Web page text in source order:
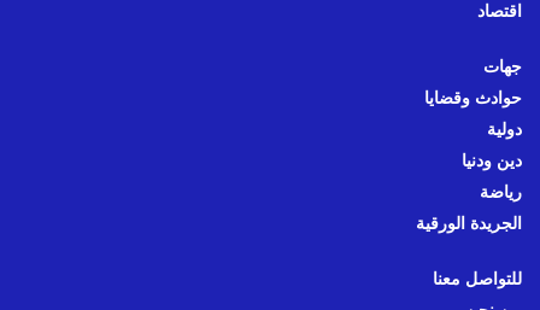
اقتصاد
جهات
حوادث وقضايا
دولية
دين ودنيا
رياضة
الجريدة الورقية
للتواصل معنا